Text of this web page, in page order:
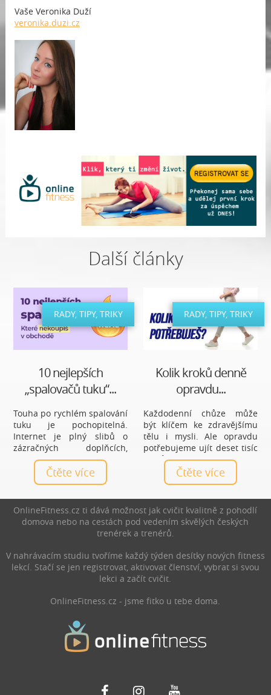
Vaše Veronika Duží
veronika.duzi.cz
Další články
RADY, TIPY, TRIKY
10 nejlepších
„spalovačů tuku“...
Touha po rychlém spalování
tuku je pochopitelná.
Internet je plný slibů o
zázračných doplňcích,
čajích a tabletách, které
mají vyřešit hubnutí bez
námahy. Realita je ale méně
praktičtější: nejúčinnější
spalovače nejsou produkty,
ale každodenní návyky.
Čtěte více
RADY, TIPY, TRIKY
Kolik kroků denně
opravdu...
Každodenní chůze může
být klíčem ke zdravějšímu
tělu i mysli. Ale opravdu
potřebujeme ujít deset tisíc
kroků denně, nebo je to jen
mýtus? Zjistěte, jaký počet
kroků je ideální právě pro
zdraví.
Čtěte více
OnlineFitness.cz ti dává možnost jak cvičit kvalitně z pohodlí
domova nebo na cestách pod vedením skvělých českých
trenérek a trenérů.
V nahrávacím studiu tvoříme každý týden desítky nových fitness
lekcí. Stačí se jen registrovat, aktivovat členství, vybrat si svou
lekci a začít cvičit.
OnlineFitness.cz - jsme fitko u tebe doma.